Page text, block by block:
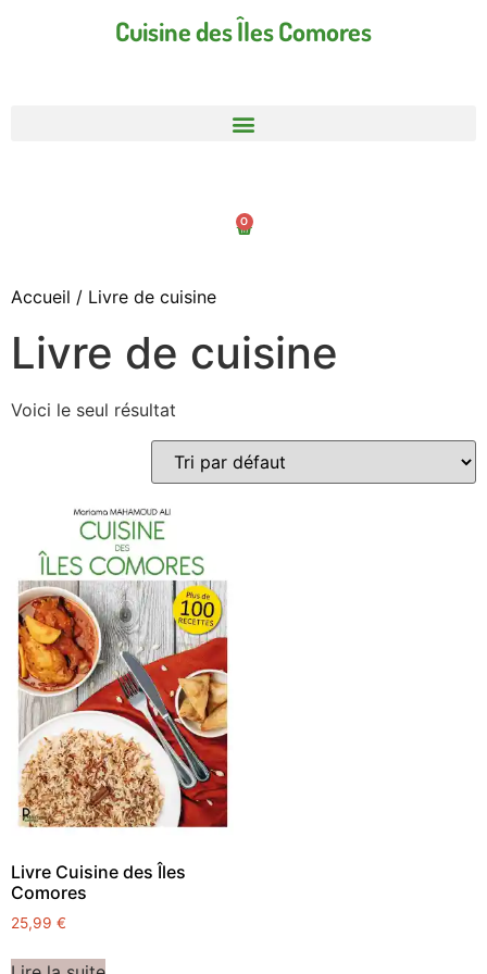
Cuisine des Îles Comores
0
Accueil / Livre de cuisine
Livre de cuisine
Voici le seul résultat
Livre Cuisine des Îles
Comores
25,99 €